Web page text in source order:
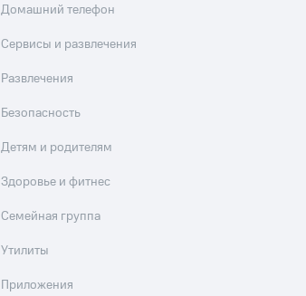
Домашний телефон
Сервисы и развлечения
Развлечения
Безопасность
Детям и родителям
Здоровье и фитнес
Семейная группа
Утилиты
Приложения